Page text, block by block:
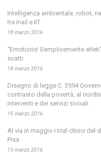
Intelligenza ambientale, robot,
tra Inail e IIT
18 marzo 2016
“Emotions! Semplicemente
scatti
18 marzo 2016
Disegno di legge C. 3594
contrasto della povertà, al
interventi e dei servizi sociali.
15 marzo 2016
Al via in maggio i trial clinici del
Pisa
15 marzo 2016